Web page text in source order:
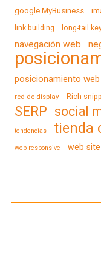
google MyBusiness
link building long-tail
navegación web
posicionamiento web
red de display Rich
SERP social
tendencias tienda
web responsive web site